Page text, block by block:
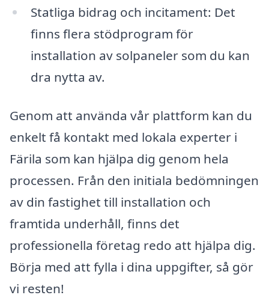
Statliga bidrag och incitament: Det
finns flera stödprogram för
installation av solpaneler som du kan
dra nytta av.
Genom att använda vår plattform kan du
enkelt få kontakt med lokala experter i
Färila som kan hjälpa dig genom hela
processen. Från den initiala bedömningen
av din fastighet till installation och
framtida underhåll, finns det
professionella företag redo att hjälpa dig.
Börja med att fylla i dina uppgifter, så gör
vi resten!